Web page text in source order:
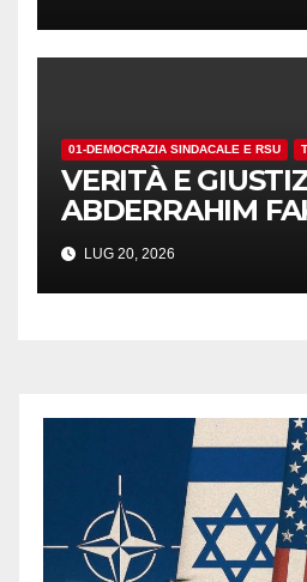
01-DEMOCRAZIA SINDACALE E RSU
VERITÀ E
ABDERRAHIM
LUG 20, 2026